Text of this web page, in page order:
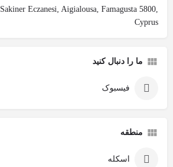
Sakiner Eczanesi, Aigialousa, Famagusta 5800,
Cyprus
ما را دنبال کنید
فیسبوک
منطقه
اسکله